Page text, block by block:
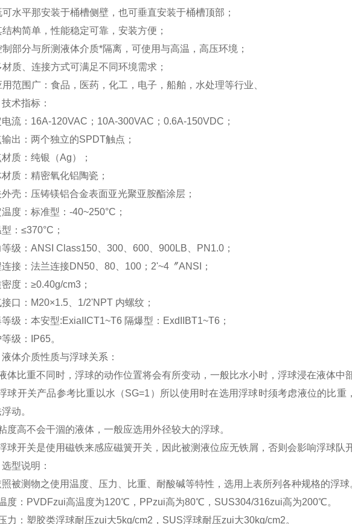
可水平那安装于桶槽侧壁，也可垂直安装于桶槽顶部；
结构简单，性能稳定可靠，安装方便；
制部分与所测液体介质*隔离，可使用与高温，高压环境；
材质、连接方式可满足不同环境需求；
用范围广：食品，医药，化工，电子，船舶，水处理等行业、
术指标：
流：16A-120VAC；10A-300VAC；0.6A-150VDC；
出：两个独立的SPDT触点；
质：纯银（Ag）；
质：精密氧化铝陶瓷；
壳：压铸镁铝合金表面亚光聚亚胺酯涂层；
度：标准型：-40~250°C；
：≤370°C；
等级：ANSI Class150、300、600、900LB、PN1.0；
接：法兰连接DN50、80、100；2'~4〞ANSI；
度：≥0.40g/cm3；
接口：M20×1.5、1/2'NPT 内螺纹；
等级：本安型:ExiaIICT1~T6 隔爆型：ExdIIBT1~T6；
级：IP65。
体介质性质与浮球关系：
体比重不同时，浮球的动作位置将会有所变动，一般比水小时，浮球浸在液体中
球开关产品参考比重以水（SG=1）所以使用时在选用浮球时须考虑液位的比
动。
度高不会干涸的液体，一般应选用外径较大的浮球。
球开关是使用磁铁来感应磁簧开关，因此被测液位应无铁屑，否则会影响浮球队
型说明：
被测物之使用温度、压力、比重、耐酸碱等特性，选用上表所列各种规格的浮球
度：PVDFzui高温度为120℃，PPzui高为80℃，SUS304/316zui高为200℃。
力：塑胶类浮球耐压zui大5kg/cm2，SUS浮球耐压zui大30kg/cm2。